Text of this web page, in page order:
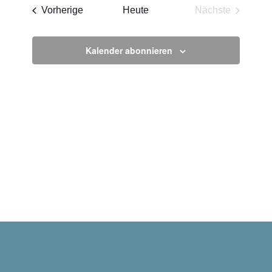
VorherigeVeranstaltungen
Heute
Nächste
Kalender abonnieren